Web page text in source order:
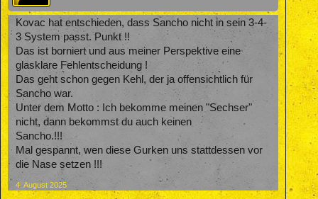
Kovac hat entschieden, dass Sancho nicht in sein 3-4-
3 System passt. Punkt !!
Das ist borniert und aus meiner Perspektive eine
glasklare Fehlentscheidung !
Das geht schon gegen Kehl, der ja offensichtlich für
Sancho war.
Unter dem Motto : Ich bekomme meinen "Sechser"
nicht, dann bekommst du auch keinen
Sancho.!!!
Mal gespannt, wen diese Gurken uns stattdessen vor
die Nase setzen !!!
4. August 2025